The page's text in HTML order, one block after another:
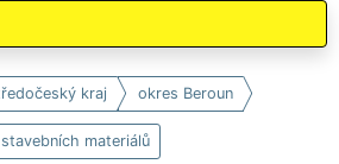
kraj okres Beroun
materiálů